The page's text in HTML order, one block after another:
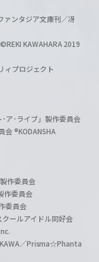
ンタジア文庫刊／冴
KAWAHARA 2019
ィプロジェクト
ア･ライブ」製作委員会
®KODANSHA
作委員会
作委員会
委員会
ールアイドル同好会
／Prisma☆Phanta